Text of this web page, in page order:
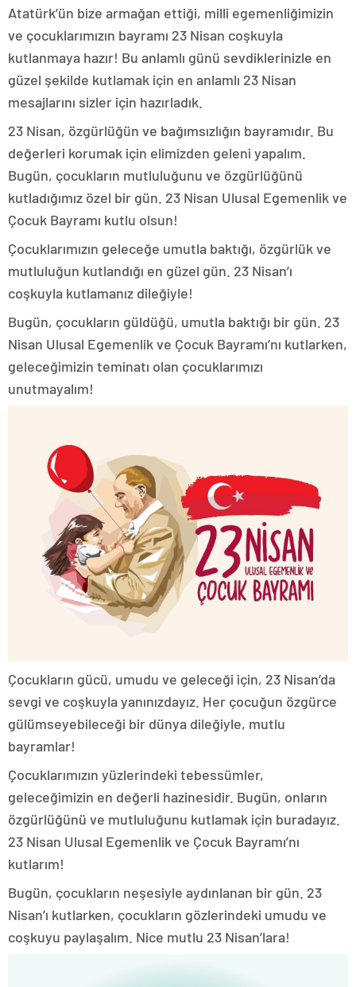
Atatürk’ün bize armağan ettiği, milli egemenliğimizin
ve çocuklarımızın bayramı 23 Nisan coşkuyla
kutlanmaya hazır! Bu anlamlı günü sevdiklerinizle en
güzel şekilde kutlamak için en anlamlı 23 Nisan
mesajlarını sizler için hazırladık.
23 Nisan, özgürlüğün ve bağımsızlığın bayramıdır. Bu
değerleri korumak için elimizden geleni yapalım.
Bugün, çocukların mutluluğunu ve özgürlüğünü
kutladığımız özel bir gün. 23 Nisan Ulusal Egemenlik ve
Çocuk Bayramı kutlu olsun!
Çocuklarımızın geleceğe umutla baktığı, özgürlük ve
mutluluğun kutlandığı en güzel gün. 23 Nisan’ı
coşkuyla kutlamanız dileğiyle!
Bugün, çocukların güldüğü, umutla baktığı bir gün. 23
Nisan Ulusal Egemenlik ve Çocuk Bayramı’nı kutlarken,
geleceğimizin teminatı olan çocuklarımızı
unutmayalım!
Çocukların gücü, umudu ve geleceği için, 23 Nisan’da
sevgi ve coşkuyla yanınızdayız. Her çocuğun özgürce
gülümseyebileceği bir dünya dileğiyle, mutlu
bayramlar!
Çocuklarımızın yüzlerindeki tebessümler,
geleceğimizin en değerli hazinesidir. Bugün, onların
özgürlüğünü ve mutluluğunu kutlamak için buradayız.
23 Nisan Ulusal Egemenlik ve Çocuk Bayramı’nı
kutlarım!
Bugün, çocukların neşesiyle aydınlanan bir gün. 23
Nisan’ı kutlarken, çocukların gözlerindeki umudu ve
coşkuyu paylaşalım. Nice mutlu 23 Nisan’lara!